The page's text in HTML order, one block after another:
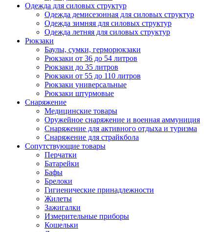
Одежда для силовых структур
Одежда демисезонная для силовых структур
Одежда зимняя для силовых структур
Одежда летняя для силовых структур
Рюкзаки
Баулы, сумки, герморюкзаки
Рюкзаки от 36 до 54 литров
Рюкзаки до 35 литров
Рюкзаки от 55 до 110 литров
Рюкзаки универсальные
Рюкзаки штурмовые
Снаряжение
Медицинские товары
Оружейное снаряжение и военная аммуниция
Снаряжение для активного отдыха и туризма
Снаряжение для страйкбола
Сопутствующие товары
Перчатки
Батарейки
Бафы
Брелоки
Гигиенические принадлежности
Жилеты
Зажигалки
Измерительные приборы
Кошельки